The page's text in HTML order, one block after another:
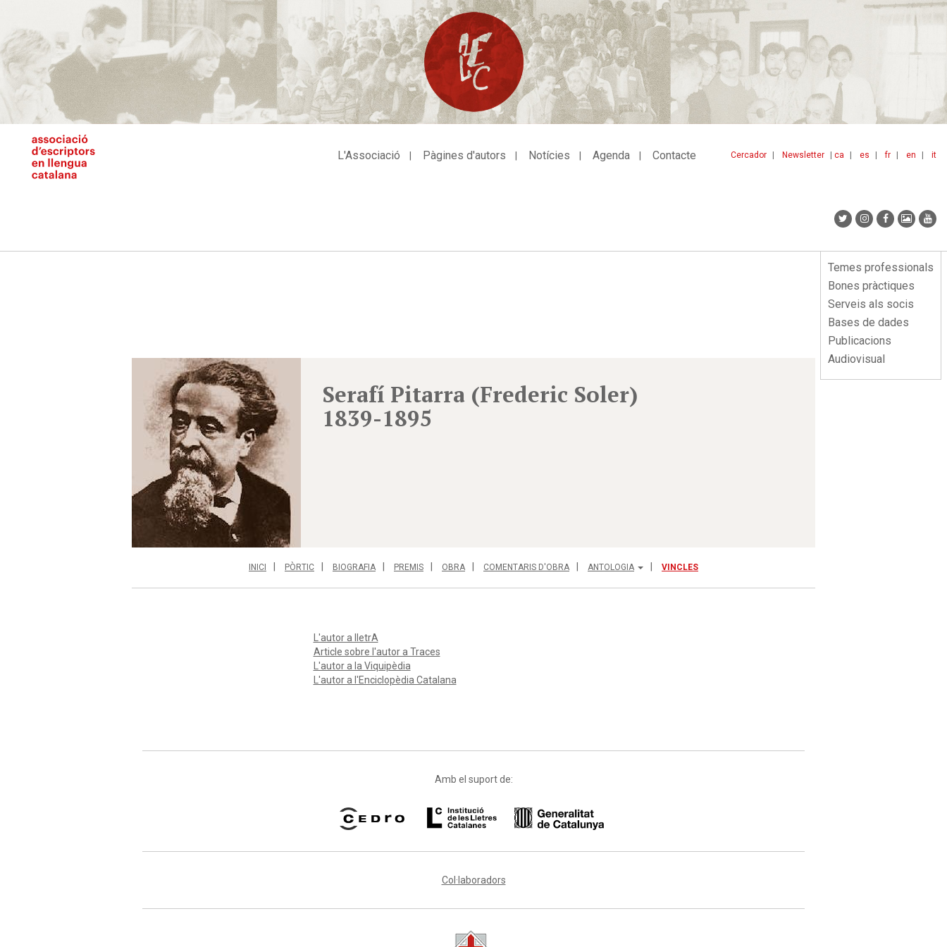
contingut
ca es fr en it
Cercador Newsletter
L'Associació Pàgines d'autors Notícies Agenda Contacte
Menu
lateral
Temes professionals
Bones pràctiques
Serveis als socis
Bases de dades
Publicacions
Audiovisual
Serafí Pitarra (Frederic Soler)
1839-1895
INICI PÒRTIC BIOGRAFIA PREMIS OBRA COMENTARIS D'OBRA ANTOLOGIA VINCLES
L'autor a lletrA
Article sobre l'autor a Traces
L'autor a la Viquipèdia
L'autor a l'Enciclopèdia Catalana
Amb el suport de:
Col·laboradors